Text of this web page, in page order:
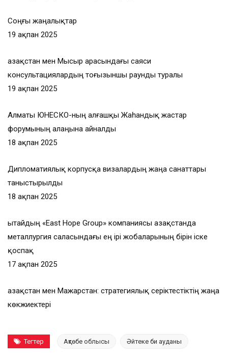
Соңғы жаңалықтар
19 ақпан 2025
Қазақстан мен Мысыр арасындағы саяси
консультациялардың тоғызыншы раунды туралы
19 ақпан 2025
Алматы ЮНЕСКО-ның алғашқы Жаһандық жастар
форумының алаңына айналды
18 ақпан 2025
Дипломатиялық корпусқа визалардың жаңа санаттары
таныстырылды
18 ақпан 2025
Қытайдың «East Hope Group» компаниясы Қазақстанда
металлургия саласындағы ең ірі жобаларының бірін іске
қоспақ
17 ақпан 2025
Қазақстан мен Мажарстан: стратегиялық серіктестіктің жаңа
көкжиектері
Тегтер Ақтөбе облысы Әйтеке би ауданы